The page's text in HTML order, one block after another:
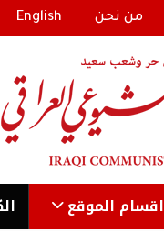
من نحن English
اقسام الموقع